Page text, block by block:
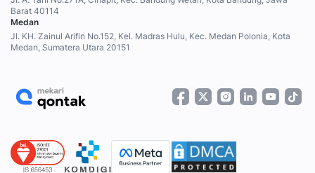
Barat 40114
Medan
Jl. KH. Zainul Arifin No.152, Kel. Madras Hulu, Kec. Medan Polonia, Kota
Medan, Sumatera Utara 20151